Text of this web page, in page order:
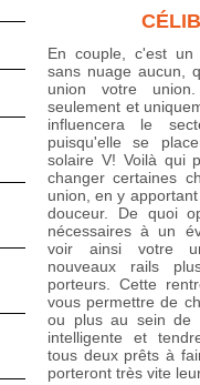
En couple, c'est
sans nuage aucun,
union votre
seulement et
influencera le
puisqu'elle se
solaire V! Voilà qui
changer certaines
union, en y
douceur. De quoi
nécessaires à un
voir ainsi votre
nouveaux rails
porteurs. Cette
vous permettre de
ou plus au sein de
intelligente et
tous deux prêts à
porteront très vite